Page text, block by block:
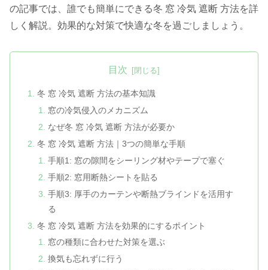
の記事では、誰でも簡単にできる冬 窓 冷気 遮断 方法を詳
しく解説。効果的な対策で快適な冬を過ごしましょう。
目次
冬 窓 冷気 遮断 方法の基本知識
窓の冷気侵入のメカニズム
なぜ冬 窓 冷気 遮断 方法が必要か
冬 窓 冷気 遮断 方法｜3つの簡単な手順
手順1: 窓の隙間をシーリング材やテープで塞ぐ
手順2: 窓用断熱シートを貼る
手順3: 厚手のカーテンや断熱ブラインドを活用す
る
冬 窓 冷気 遮断 方法を効果的にするポイント
窓の種類に合わせた対策を選ぶ
換気も忘れずに行う